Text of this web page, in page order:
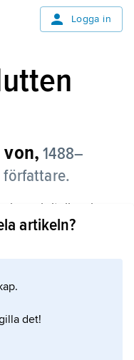
Logga in
1488–
författare.
och italienska
tids främsta
artikeln?
det!